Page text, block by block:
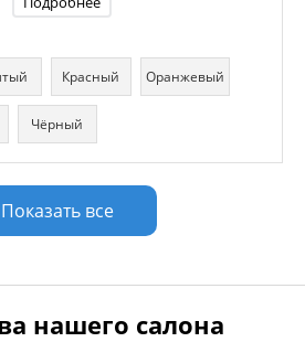
Красный Оранжевый
Чёрный
Показать все
нашего салона